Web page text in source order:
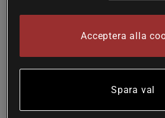
Quercetin & Bromelain 60
Närokällan
3
Acceptera alla
Spara val